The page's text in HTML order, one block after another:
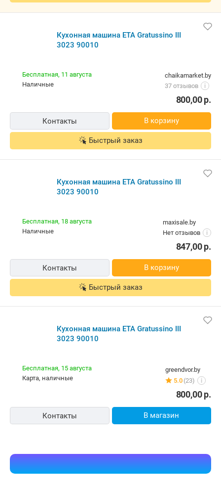
Кухонная машина ETA Gratussino III
3023 90010
chaikamarket.by
37 отзывов
i
Бесплатная, 11 августа
наличные
800,00р.
Контакты В корзину
Быстрый заказ
Кухонная машина ETA Gratussino III
3023 90010
maxisale.by
Нет отзывов
i
Бесплатная, 18 августа
наличные
847,00р.
Контакты В корзину
Быстрый заказ
Кухонная машина ETA Gratussino III
3023 90010
greendvor.by
5.0 (23) i
Бесплатная, 15 августа
карта, наличные
800,00р.
Контакты В магазин